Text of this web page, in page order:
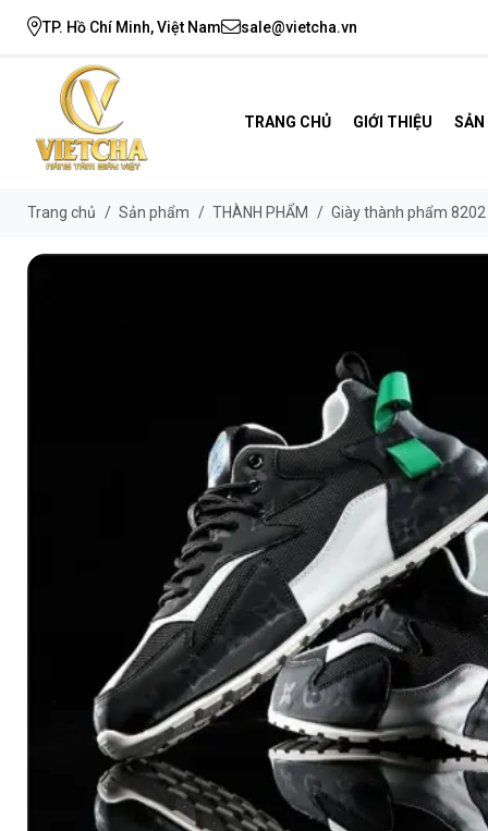
TP. Hồ Chí Minh, Việt Nam sale@vietcha.vn
TRANG CHỦ GIỚI THIỆU
Trang chủ / Sản phẩm / THÀNH PHẨM / Giày thành phẩm 8202